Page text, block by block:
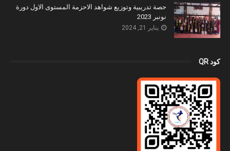
حصة تدريبية وتوزيع شواهد الاحزمة المستوى الاول دورة
نونبر 2023
يناير 21, 2024
كود QR